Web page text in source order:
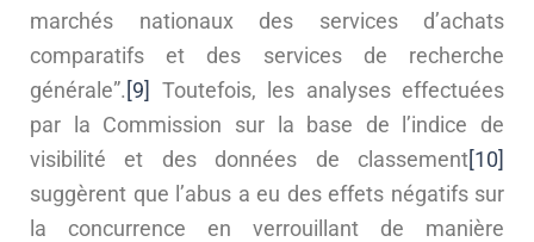
marchés nationaux des services d’achats
comparatifs et des services de recherche
générale”. [9]
Toutefois, les analyses effectuées
par la Commission sur la base de l’indice de
visibilité et des données de classement[10]
suggèrent que l’abus a eu des effets négatifs sur
la concurrence en verrouillant de manière